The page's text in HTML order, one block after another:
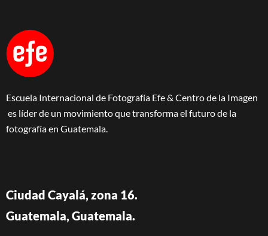
Escuela Internacional de Fotografía Efe & Centro de la Imagen
es líder de un movimiento que transforma el futuro de la
fotografía en Guatemala.
Ciudad Cayalá, zona 16.
Guatemala, Guatemala.